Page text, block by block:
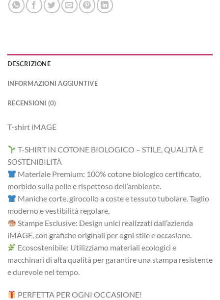
DESCRIZIONE
INFORMAZIONI AGGIUNTIVE
RECENSIONI (0)
T-shirt iMAGE
T-SHIRT IN COTONE BIOLOGICO – STILE, QUALITÀ E
SOSTENIBILITÀ
Materiale Premium: 100% cotone biologico certificato,
morbido sulla pelle e rispettoso dell’ambiente.
Maniche corte, girocollo a coste e tessuto tubolare. Taglio
moderno e vestibilità regolare.
Stampe Esclusive: Design unici realizzati dall’azienda
iMAGE, con grafiche originali per ogni stile e occasione.
Ecosostenibile: Utilizziamo materiali ecologici e
macchinari di alta qualità per garantire una stampa resistente
e durevole nel tempo.
PERFETTA PER OGNI OCCASIONE!